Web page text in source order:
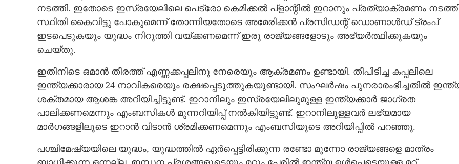
നടത്തി. ഇതോടെ ഇസ്രയേലിലെ പെട്രോ കെമിക്കൽ പ്ളാന്റിൽ ഇറാനും പ്രത്യാക്രമണം
സ്ഥിതി കൈവിട്ടു പോകുമെന്ന് തോന്നിയതോടെ അമേരിക്കൻ പ്രസിഡന്റ് ഡൊണാൾഡ് ട്രംപ്
ഇടപെടുകയും യുദ്ധം നിറുത്തി വയ്ക്കണമെന്ന് ഇരു രാജ്യങ്ങളോടും അഭ്യർത്ഥിക്കുകയും
ചെയ്തു.
ഇതിനിടെ ഒമാൻ തീരത്ത് എണ്ണക്കപ്പലിനു നേരെയും ആക്രമണം ഉണ്ടായി. തീപിടിച്ച കപ്പലിലെ
ഇന്ത്യക്കാരായ 24 നാവികരെയും രക്ഷപ്പെടുത്തുകയുണ്ടായി. സംഘർഷം പുനരാരംഭിച്ചതിൽ
ശക്തമായ ആശങ്ക അറിയിച്ചിട്ടുണ്ട്. ഇറാനിലും ഇസ്രയേലിലുമുള്ള ഇന്ത്യക്കാർ ജാഗ്രത
പാലിക്കണമെന്നും എംബസികൾ മുന്നറിയിപ്പ് നൽകിയിട്ടുണ്ട്. ഇറാനിലുള്ളവർ ലഭ്യമായ
മാർഗങ്ങളിലൂടെ ഇറാൻ വിടാൻ ശ്രമിക്കണമെന്നും എംബസിയുടെ അറിയിപ്പിൽ പറഞ്ഞു.
പശ്ചിമേഷ്യയിലെ യുദ്ധം, യുദ്ധത്തിൽ ഏർപ്പെട്ടിരിക്കുന്ന രണ്ടോ മൂന്നോ രാജ്യങ്ങളെ മാത്രം